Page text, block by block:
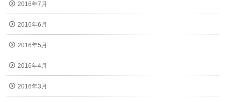
2016年7月
2016年6月
2016年5月
2016年4月
2016年3月